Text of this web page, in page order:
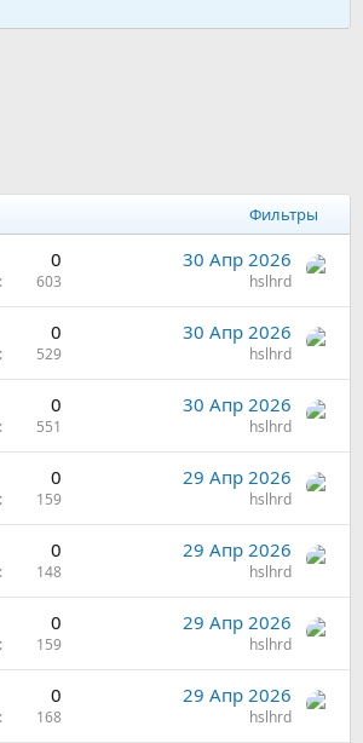
Фильтры
0
603
30 Апр 2026
hslhrd
0
529
30 Апр 2026
hslhrd
0
551
30 Апр 2026
hslhrd
0
159
29 Апр 2026
hslhrd
0
148
29 Апр 2026
hslhrd
0
159
29 Апр 2026
hslhrd
0
168
29 Апр 2026
hslhrd